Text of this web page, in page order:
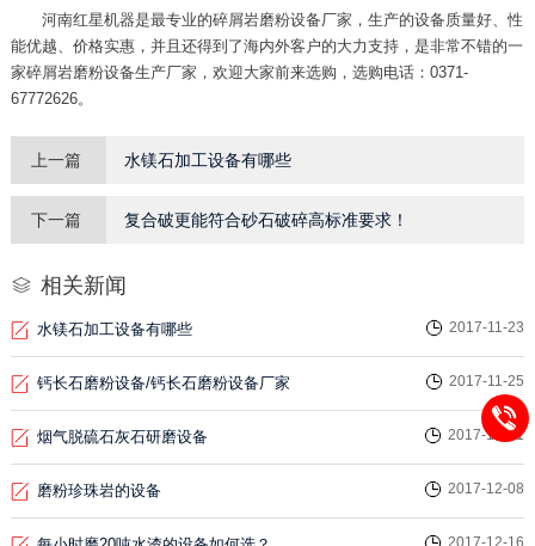
河南红星机器是最专业的碎屑岩磨粉设备厂家，生产的设备质量好、性
能优越、价格实惠，并且还得到了海内外客户的大力支持，是非常不错的一
家碎屑岩磨粉设备生产厂家，欢迎大家前来选购，选购电话：0371-
67772626。
上一篇 水镁石加工设备有哪些
下一篇 复合破更能符合砂石破碎高标准要求！
相关新闻
水镁石加工设备有哪些 2017-11-23
钙长石磨粉设备/钙长石磨粉设备厂家 2017-11-25
烟气脱硫石灰石研磨设备 2017-12-01
磨粉珍珠岩的设备 2017-12-08
2017-12-16